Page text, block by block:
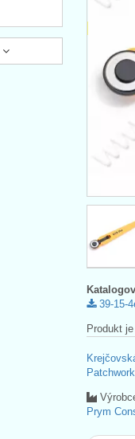
39-15-
Produkt
Patchwork
Prym